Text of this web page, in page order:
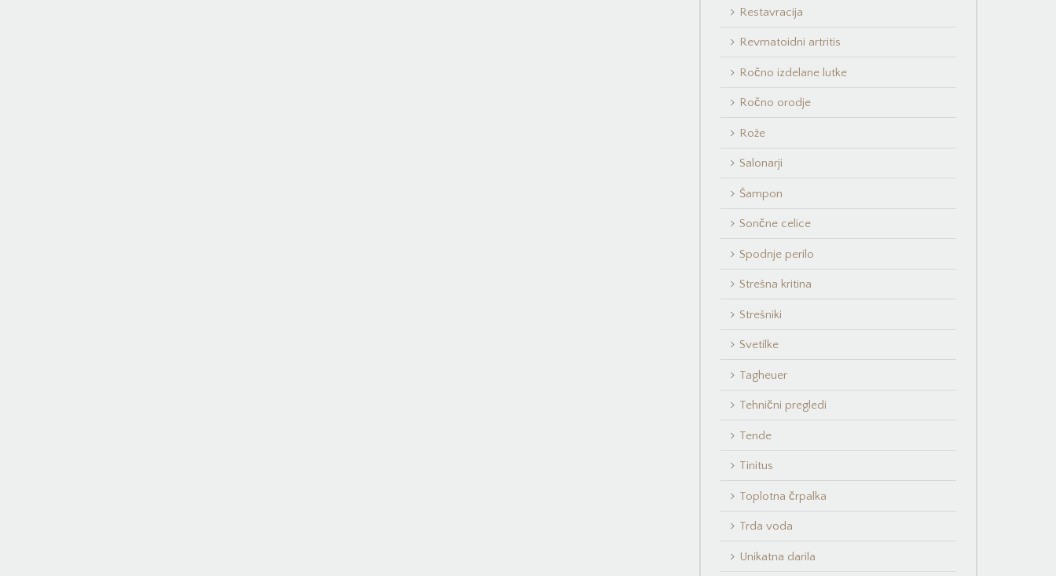
Restavracija
Revmatoidni artritis
Ročno izdelane lutke
Ročno orodje
Rože
Salonarji
Šampon
Sončne celice
Spodnje perilo
Strešna kritina
Strešniki
Svetilke
Tagheuer
Tehnični pregledi
Tende
Tinitus
Toplotna črpalka
Trda voda
Unikatna darila